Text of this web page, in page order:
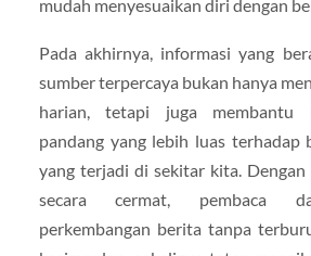
mudah menyesuaikan diri dengan
Pada akhirnya, informasi yang
sumber terpercaya bukan hanya
harian, tetapi juga membantu
pandang yang lebih luas terhadap
yang terjadi di sekitar kita.
secara cermat, pembaca
perkembangan berita tanpa